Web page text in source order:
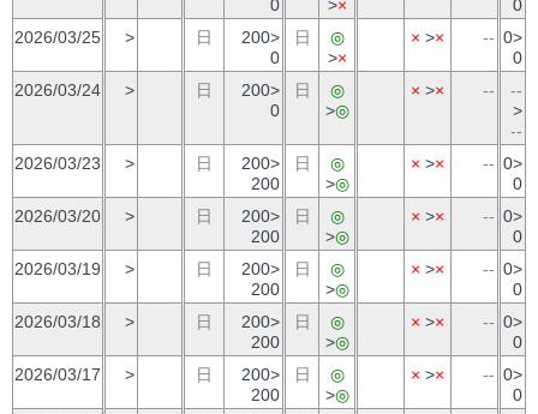
0 >×
0
2026/03/25
> 日
200>
0
日
◎
>×
× >× -- 0>
0
2026/03/24
> 日
200>
0
日
◎
>◎
× >× --
--
>
--
2026/03/23
> 日
200>
200
日
◎
>◎
× >× -- 0>
0
2026/03/20
> 日
200>
200
日
◎
>◎
× >× -- 0>
0
2026/03/19
> 日
200>
200
日
◎
>◎
× >× -- 0>
0
2026/03/18
> 日
200>
200
日
◎
>◎
× >× -- 0>
0
2026/03/17
> 日
200>
200
日
◎
>◎
× >× -- 0>
0